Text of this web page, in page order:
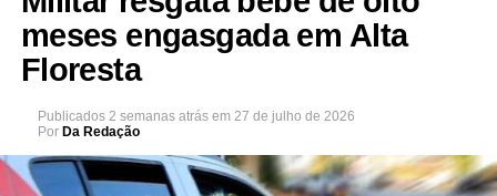
meses engasgada em Alta
Floresta
Publicados 2 semanas atrás em 27 de julho de 2026
Por Da Redação